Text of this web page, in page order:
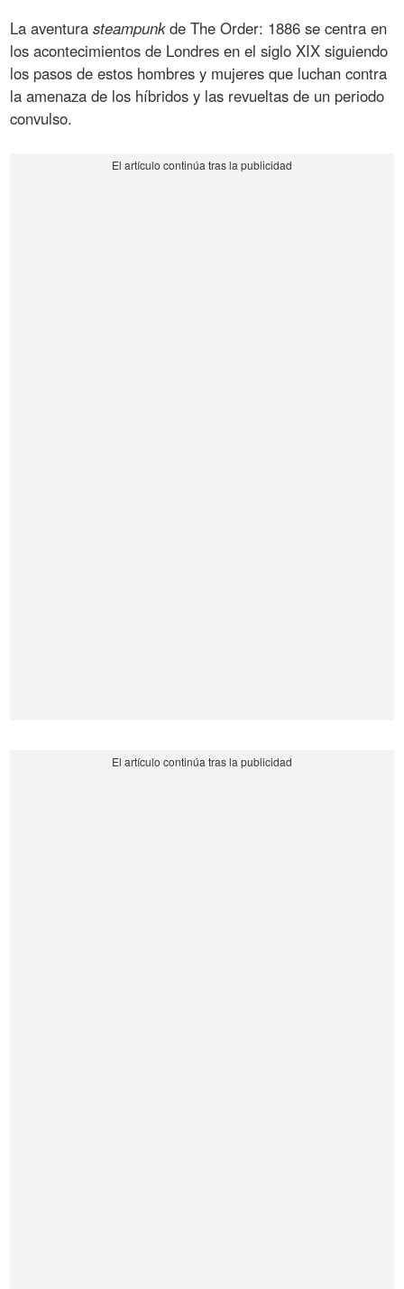
La aventurasteampunkde The Order: 1886 se centra en
los acontecimientos de Londres en el siglo XIX siguiendo
los pasos de estos hombres y mujeres que luchan contra
la amenaza de los híbridos y las revueltas de un periodo
convulso.